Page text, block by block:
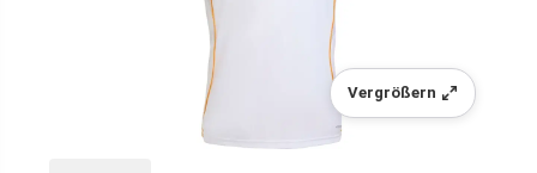
Vergrößern